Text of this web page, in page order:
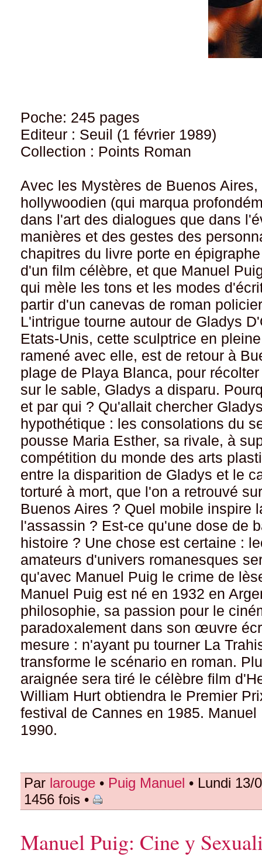
Poche: 245 pages
Editeur : Seuil (1 février 1989)
Collection : Points Roman
Avec les Mystères de Buenos
hollywoodien (qui marqua
dans l'art des dialogues que dans
manières et des gestes des
chapitres du livre porte en
d'un film célèbre, et que Manuel
qui mèle les tons et les modes
partir d'un canevas de roman
L'intrigue tourne autour de Gladys
Etats-Unis, cette sculptrice en
ramené avec elle, est de retour à
plage de Playa Blanca, pour
sur le sable, Gladys a disparu.
et par qui ? Qu'allait chercher
hypothétique : les consolations du
pousse Maria Esther, sa rivale, à
compétition du monde des arts
entre la disparition de Gladys et le
torturé à mort, que l'on a retrouvé
Buenos Aires ? Quel mobile inspire
l'assassin ? Est-ce qu'une dose de
histoire ? Une chose est certaine :
amateurs d'univers romanesques
qu'avec Manuel Puig le crime de
Manuel Puig est né en 1932 en
philosophie, sa passion pour le
paradoxalement dans son œuvre
mesure : n'ayant pu tourner La
transforme le scénario en roman.
araignée sera tiré le célèbre film
William Hurt obtiendra le Premier
festival de Cannes en 1985.
1990.
Par larouge • Puig Manuel • Lundi 13/
1456 fois •
Manuel Puig: Cine y